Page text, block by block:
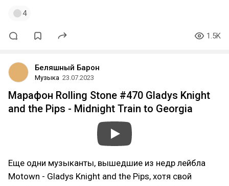
4
1.5K
Беляшный Барон
Музыка 23.07.2023
Марафон Rolling Stone #470 Gladys Knight
and the Pips - Midnight Train to Georgia
Еще одни музыканты, вышедшие из недр лейбла
Motown - Gladys Knight and the Pips, хотя свой